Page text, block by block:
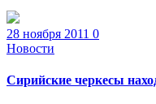
28 ноября 2011 0
Новости
Сирийские черкесы